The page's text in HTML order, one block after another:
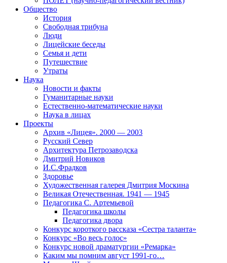
Общество
История
Свободная трибуна
Люди
Лицейские беседы
Семья и дети
Путешествие
Утраты
Наука
Новости и факты
Гуманитарные науки
Естественно-математические науки
Наука в лицах
Проекты
Архив «Лицея». 2000 — 2003
Русский Север
Архитектура Петрозаводска
Дмитрий Новиков
И.С.Фрадков
Здоровье
Художественная галерея Дмитрия Москина
Великая Отечественная. 1941 — 1945
Педагогика С. Артемьевой
Педагогика школы
Педагогика двора
Конкурс короткого рассказа «Сестра таланта»
Конкурс «Во весь голос»
Конкурс новой драматургии «Ремарка»
Каким мы помним август 1991-го…